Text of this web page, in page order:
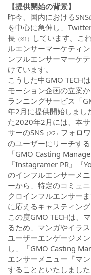
【提供開始の背景】
昨今、国内における
を中心に急伸し、
長 （※1）
しています。こ
ルエンサーマーケティ
ンフルエンサーマーケ
けています。
こうした中GMO TECH
モーション企画の立案
ランニングサービス「
年2月に提供開始しまし
た2020年2月には、本
サーのSNS （※2） フォロ
のユーザーにリーチす
「GMO Casting
『Instagramer PR』『
のインフルエンサーメ
ーから、特定のコミュ
クロインフルエンサー
に応えるキャスティン
この度GMO TECHは、
るため、マンガやイラ
ユーザーエンゲージメ
し、「GMO Casting
エンサーメニュー『マ
することといたしました